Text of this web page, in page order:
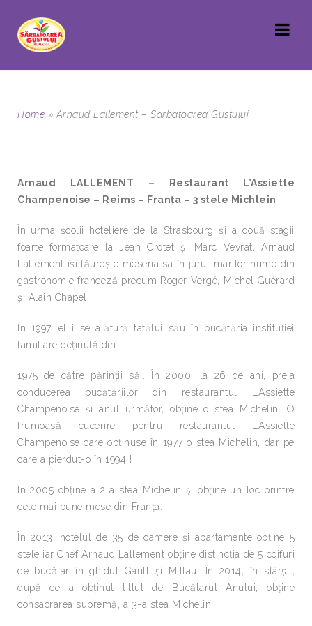
Home » Arnaud Lallement – Sarbatoarea Gustului
Arnaud LALLEMENT – Restaurant L’Assiette
Champenoise – Reims – Franța – 3 stele Michlein
În urma școlii hoteliere de la Strasbourg și a două stagii
foarte formatoare la Jean Crotet și Marc Vevrat, Arnaud
Lallement își făurește meseria sa în jurul marilor nume din
gastronomie franceză precum Roger Vergé, Michel Guérard
și Alain Chapel.
In 1997, el i se alătură tatălui său în bucătăria instituției
familiare deținută din
1975 de către părinții săi. În 2000, la 26 de ani, preia
conducerea bucătăriilor din restaurantul L’Assiette
Champenoise și anul următor, obține o stea Michelin. O
frumoasă cucerire pentru restaurantul L’Assiette
Champenoise care obținuse în 1977 o stea Michelin, dar pe
care a pierdut-o în 1994 !
În 2005 obține a 2 a stea Michelin și obține un loc printre
cele mai bune mese din Franța.
În 2013, hotelul de 35 de camere și apartamente obține 5
stele iar Chef Arnaud Lallement obține distincția de 5 coifuri
de bucătar în ghidul Gault și Millau. În 2014, în sfârșit,
după ce a obținut titlul de Bucătarul Anului, obține
consacrarea supremă, a 3-a stea Michelin.